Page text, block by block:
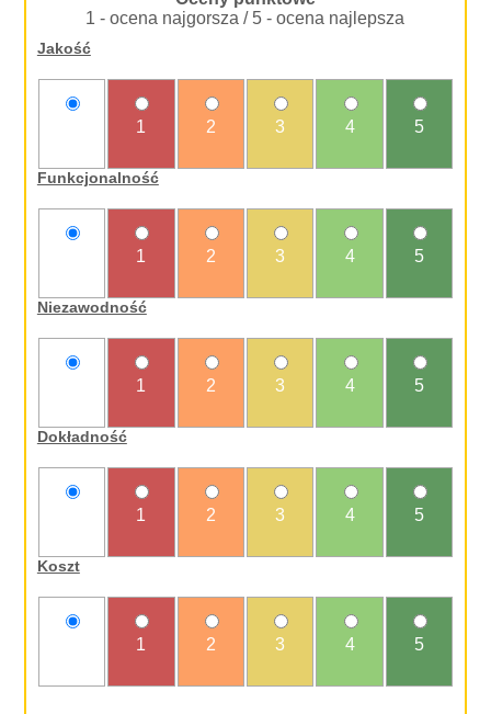
1 - ocena najgorsza / 5 - ocena najlepsza
Jakość
1 2 3 4 5
Funkcjonalność
1 2 3 4 5
Niezawodność
1 2 3 4 5
Dokładność
1 2 3 4 5
Koszt
1 2 3 4 5